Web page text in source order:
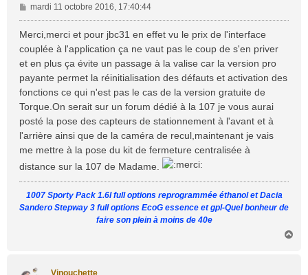
M
e
a
g
e
mardi 11 octobre 2016, 17:40:44
Merci,merci et pour jbc31 en effet vu le prix de l'interface
couplée à l'application ça ne vaut pas le coup de s'en priver
et en plus ça évite un passage à la valise car la version pro
payante permet la réinitialisation des défauts et activation des
fonctions ce qui n'est pas le cas de la version gratuite de
Torque.On serait sur un forum dédié à la 107 je vous aurai
posté la pose des capteurs de stationnement à l'avant et à
l'arrière ainsi que de la caméra de recul,maintenant je vais
me mettre à la pose du kit de fermeture centralisée à
distance sur la 107 de Madame.
1007 Sporty Pack 1.6l full options reprogrammée éthanol et Dacia
Sandero Stepway 3 full options EcoG essence et gpl-Quel bonheur de
faire son plein à moins de 40e
Vinouchette